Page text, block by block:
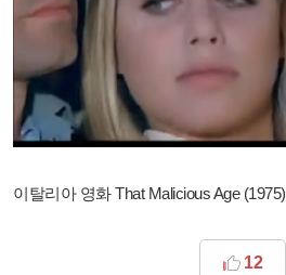
이탈리아 영화 That Malicious Age (1975)
12